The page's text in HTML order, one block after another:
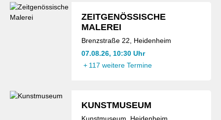
ZEITGENÖSSISCHE
MALEREI
Brenzstraße 22, Heidenheim
07.08.26, 10:30 Uhr
+ 117 weitere Termine
KUNSTMUSEUM